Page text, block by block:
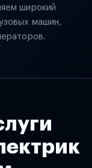
широкий
машин,